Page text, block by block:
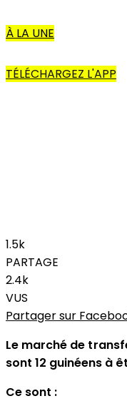
À LA UNE
TÉLÉCHARGEZ L'APP
1.5k
PARTAGE
2.4k
VUS
Partager sur
Le marché de
sont 12 guinéens à
Ce sont :